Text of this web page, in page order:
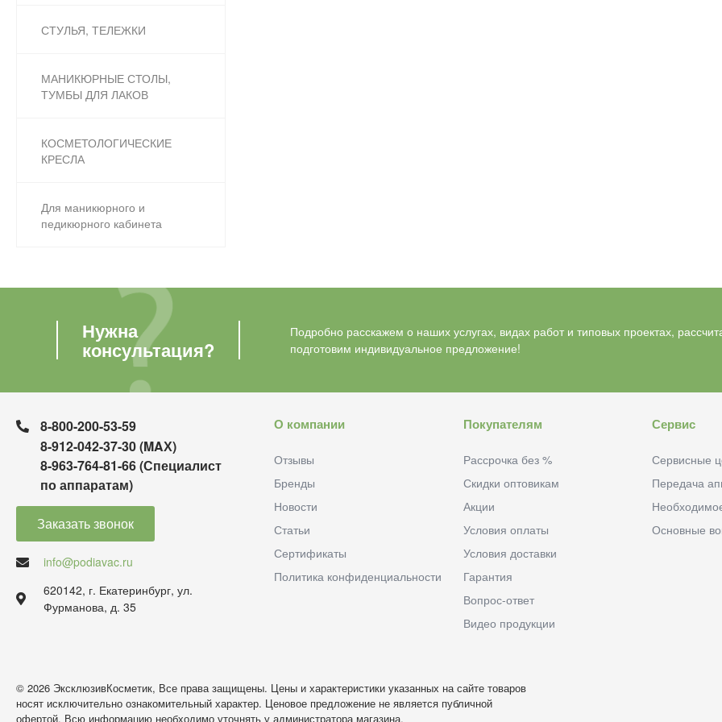
СТУЛЬЯ, ТЕЛЕЖКИ
МАНИКЮРНЫЕ СТОЛЫ,
ТУМБЫ ДЛЯ ЛАКОВ
КОСМЕТОЛОГИЧЕСКИЕ
КРЕСЛА
Для маникюрного и
педикюрного кабинета
Нужна
консультация?
Подробно расскажем о наших услугах, видах работ и типовых проектах,
подготовим индивидуальное предложение!
8-800-200-53-59
8-912-042-37-30 (MAХ)
8-963-764-81-66 (Специалист
по аппаратам)
Заказать звонок
info@podiavac.ru
620142, г. Екатеринбург, ул.
Фурманова, д. 35
О компании
Отзывы
Бренды
Новости
Статьи
Сертификаты
Политика конфиденциальности
Покупателям
Рассрочка без %
Скидки оптовикам
Акции
Условия оплаты
Условия доставки
Гарантия
Вопрос-ответ
Видео продукции
Сервис
Сервисные
Передача
Основные
© 2026 ЭксклюзивКосметик, Все права защищены. Цены и характеристики указанных на сайте товаров
носят исключительно ознакомительный характер. Ценовое предложение не является публичной
офертой. Всю информацию необходимо уточнять у администратора магазина.